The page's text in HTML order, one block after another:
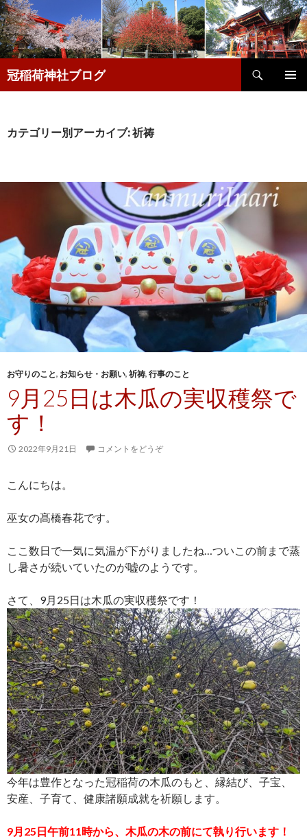
冠稲荷神社ブログ
索
ン
カテゴリー別アーカイブ: 祈祷
お守りのこと, お知らせ・お願い, 祈祷, 行事のこと
9月25日は木瓜の実収穫祭で
す！
2022年9月21日 コメントをどうぞ
こんにちは。
巫女の髙橋春花です。
ここ数日で一気に気温が下がりましたね…ついこの前まで蒸
し暑さが続いていたのが嘘のようです。
さて、9月25日は木瓜の実収穫祭です！
今年は豊作となった冠稲荷の木瓜のもと、縁結び、子宝、
安産、子育て、健康諸願成就を祈願します。
9月25日午前11時から、木瓜の木の前にて執り行います！